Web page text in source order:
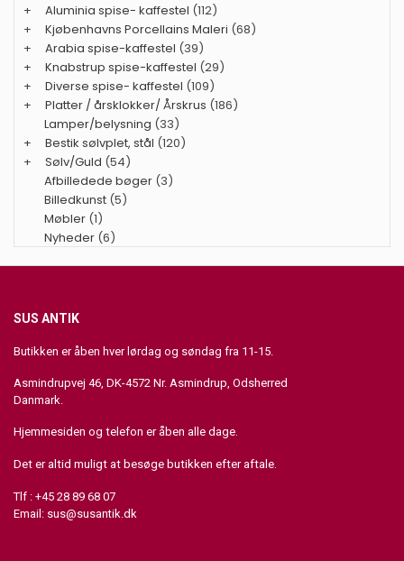
+
Aluminia spise- kaffestel (112)
+
Kjøbenhavns Porcellains Maleri (68)
+
Arabia spise-kaffestel (39)
+
Knabstrup spise-kaffestel (29)
+
Diverse spise- kaffestel (109)
+
Platter / årsklokker/ Årskrus (186)
Lamper/belysning (33)
+
Bestik sølvplet, stål (120)
+
Sølv/Guld (54)
Afbilledede bøger (3)
Billedkunst (5)
Møbler (1)
Nyheder (6)
SUS ANTIK
Butikken er åben hver lørdag og søndag fra 11-15.
Asmindrupvej 46, DK-4572 Nr. Asmindrup, Odsherred
Danmark.
Hjemmesiden og telefon er åben alle dage.
Det er altid muligt at besøge butikken efter aftale.
Tlf : +45 28 89 68 07
Email: sus@susantik.dk